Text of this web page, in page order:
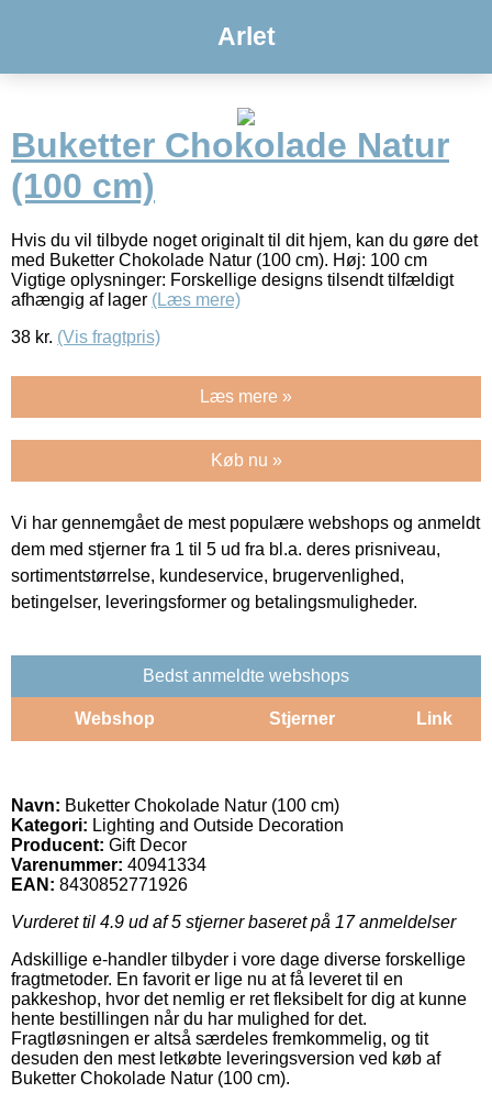
Arlet
Buketter Chokolade Natur
(100 cm)
Hvis du vil tilbyde noget originalt til dit hjem, kan du gøre det
med Buketter Chokolade Natur (100 cm). Høj: 100 cm
Vigtige oplysninger: Forskellige designs tilsendt tilfældigt
afhængig af lager (Læs mere)
38 kr. (Vis fragtpris)
Læs mere »
Køb nu »
Vi har gennemgået de mest populære webshops og anmeldt
dem med stjerner fra 1 til 5 ud fra bl.a. deres prisniveau,
sortimentstørrelse, kundeservice, brugervenlighed,
betingelser, leveringsformer og betalingsmuligheder.
Bedst anmeldte webshops
Webshop Stjerner Link
Navn: Buketter Chokolade Natur (100 cm)
Kategori: Lighting and Outside Decoration
Producent: Gift Decor
Varenummer: 40941334
EAN: 8430852771926
Vurderet til 4.9 ud af 5 stjerner baseret på 17anmeldelser
Adskillige e-handler tilbyder i vore dage diverse forskellige
fragtmetoder. En favorit er lige nu at få leveret til en
pakkeshop, hvor det nemlig er ret fleksibelt for dig at kunne
hente bestillingen når du har mulighed for det.
Fragtløsningen er altså særdeles fremkommelig, og tit
desuden den mest letkøbte leveringsversion ved køb af
Buketter Chokolade Natur (100 cm).